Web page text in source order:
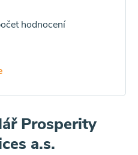
hodnocení
Prosperity
a.s.